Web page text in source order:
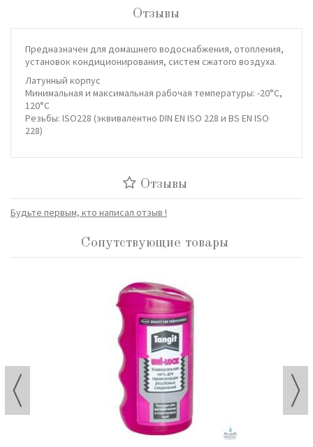
Отзывы
Предназначен для домашнего водоснабжения, отопления,
установок кондиционирования, систем сжатого воздуха.
Латунный корпус
Минимальная и максимальная рабочая температуры: -20°C,
120°C
Резьбы: ISO228 (эквивалентно DIN EN ISO 228 и BS EN ISO
228)
Отзывы
Будьте первым, кто написал отзыв !
Сопутствующие товары